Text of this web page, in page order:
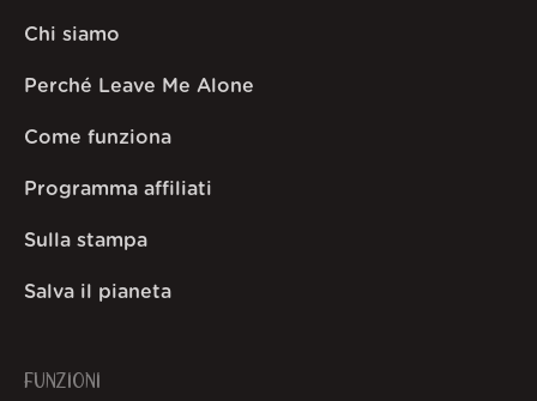
Chi siamo
Perché Leave Me Alone
Come funziona
Programma affiliati
Sulla stampa
Salva il pianeta
FUNZIONI